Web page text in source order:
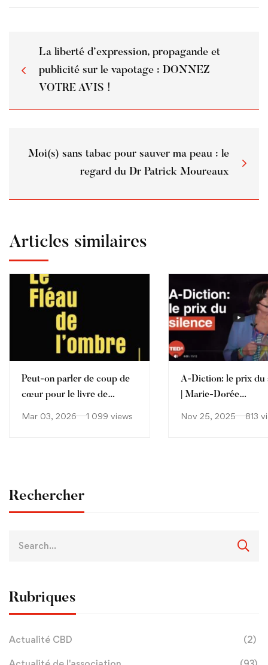
La liberté d’expression, propagande et
publicité sur le vapotage : DONNEZ
VOTRE AVIS !
Moi(s) sans tabac pour sauver ma peau : le
regard du Dr Patrick Moureaux
Articles similaires
Peut-on parler de coup de
cœur pour le livre de
Mar 03, 2026 1 099 views
A-Diction: le prix du
| Marie-Dorée
Nov 25, 2025 813
Rechercher
Rubriques
Actualité CBD (2)